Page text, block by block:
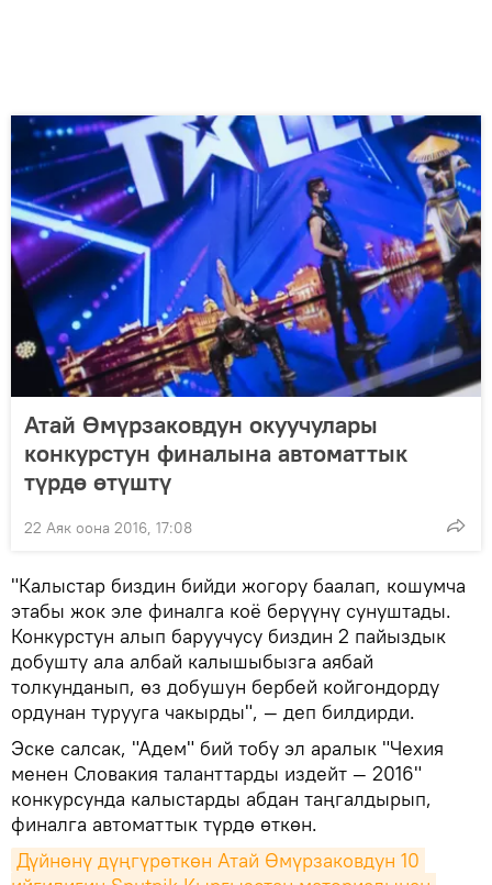
Атай Өмүрзаковдун окуучулары
конкурстун финалына автоматтык
түрдө өтүштү
22 Аяк оона 2016, 17:08
"Калыстар биздин бийди жогору баалап, кошумча
этабы жок эле финалга коё берүүнү сунуштады.
Конкурстун алып баруучусу биздин 2 пайыздык
добушту ала албай калышыбызга аябай
толкунданып, өз добушун бербей койгондорду
ордунан турууга чакырды", — деп билдирди.
Эске салсак, "Адем" бий тобу эл аралык "Чехия
менен Словакия таланттарды издейт — 2016"
конкурсунда калыстарды абдан таңгалдырып,
финалга автоматтык түрдө өткөн.
Дүйнөнү дүңгүрөткөн Атай Өмүрзаковдун 10